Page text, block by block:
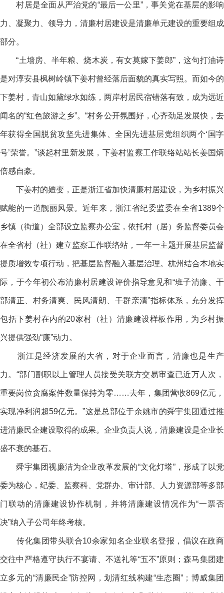
村居是全面从严治党的“最后一公里”，事关党在基层的影响
力、凝聚力、领导力，清廉村居建设是清廉单元建设的重要组成
部分。
“土墙房、半年粮、烧木炭，有女莫嫁下姜郎”，这句打油诗
是对淳安县枫树岭镇下姜村曾经落后面貌的真实写照。而如今的
下姜村，青山如黛绿水如练，两岸村居民宿错落有致，成为远近
闻名的“红色旅游之乡”。“村务公开氛围好，心齐劲足发展快，去
年获得全国脱贫攻坚先进集体、全国先进基层党组织两个‘国字
号’荣誉。”谈起村里新发展，下姜村监察工作联络站站长姜国炳
倍感自豪。
下姜村的嬗变，正是浙江省加快清廉村居建设，为乡村振兴
赋能的一道靓丽风景。近年来，浙江省纪委监委在全省1389个
乡镇（街道）全部设立监察办公室，依托村（居）务监督委员会
在全省村（社）建立监察工作联络站，一年一主题开展基层监督
提质增效专项行动，把基层监督融入基层治理。杭州结合本地实
际，于今年初公布清廉村居建设评价指导意见和“班子清廉、干
部清正、村务清爽、民风清朗、干群亲清”指标体系，充分发挥
包括下姜村在内的20家村（社）清廉建设样板作用，为乡村振
兴提供强劲“廉”动力。
浙江是经济发展的大省，对于企业而言，清廉也是生产
力。“部门副职以上管理人员接受关联方交易审查已近万人次，
重要岗位贪腐案件数量保持为零……去年，集团营收869亿元，
实现净利润超59亿元。”这是总部位于余姚市的舜宇集团通过推
进清廉民企建设取得的成果。企业负责人说，清廉建设是企业长
盛不衰的基石。
舜宇集团视廉洁为企业改革发展的“文化灯塔”，形成了以党
委为核心，纪委、监察科、党群办、审计部、人力资源部等多部
门联动的清廉建设协作机制，并将清廉建设情况作为“一票否
决”纳入子公司年终考核。
传化集团带头联合10余家知名企业联名登报，倡议在政商
交往中严格遵守执行不宴请、不送礼等“五不”原则；森马集团建
立多元的“清廉民企”防控网，划清红线构建“生态圈”；博威集团